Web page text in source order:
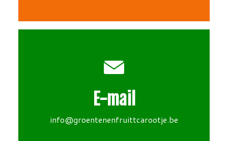
E-mail
info@groentenenfruittcarootje.be